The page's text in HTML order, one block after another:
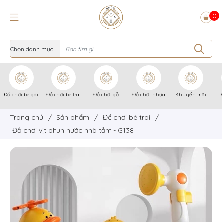
0
Đồ chơi bé gái Đồ chơi bé trai Đồ chơi gỗ Đồ chơi nhựa Khuyến mãi
Trang chủ / Sản phẩm / Đồ chơi bé trai
/
Đồ chơi vịt phun nước nhà tắm - G138